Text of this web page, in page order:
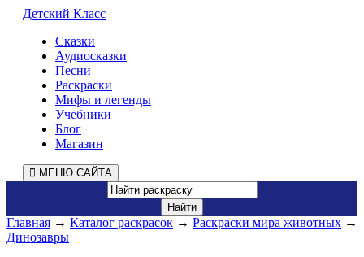
Детский Класс
Сказки
Аудиосказки
Песни
Раскраски
Мифы и легенды
Учебники
Блог
Магазин
МЕНЮ САЙТА
Главная → Каталог раскрасок → Раскраски мира животных →
Динозавры